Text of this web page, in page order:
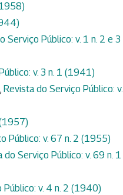
Serviço Público: v. 1 n. 2 e 3
v. 3 n. 1 (1941)
, Revista do Serviço Público:
Público: v. 67 n. 2 (1955)
do Serviço Público: v. 69 n. 1
Público: v. 4 n. 2 (1940)